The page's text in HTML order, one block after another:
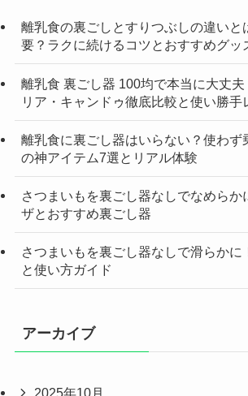
離乳食の裏ごしとすりつぶしの違いと
要？ラクに続けるコツとおすすめグッ
離乳食 裏ごし器 100均で本当に大丈
リア・キャンドゥ徹底比較と使い勝手
離乳食に裏ごし器はいらない？使わず
の神アイテム7選とリアル体験
さつまいもを裏ごし器なしでなめらか
ザとおすすめ裏ごし器
さつまいもを裏ごし器なしで滑らかに
と使い方ガイド
アーカイブ
2025年10月